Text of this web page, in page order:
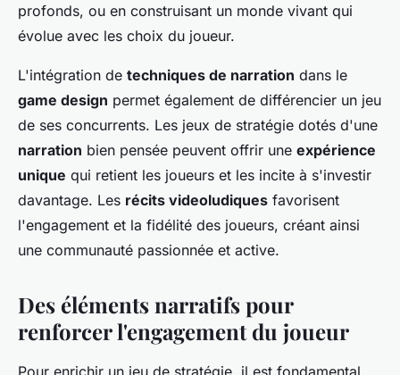
profonds, ou en construisant un monde vivant qui
évolue avec les choix du joueur.
L'intégration de techniques de narration dans le
game design permet également de différencier un jeu
de ses concurrents. Les jeux de stratégie dotés d'une
narration bien pensée peuvent offrir une expérience
unique qui retient les joueurs et les incite à s'investir
davantage. Les récits videoludiques favorisent
l'engagement et la fidélité des joueurs, créant ainsi
une communauté passionnée et active.
Des éléments narratifs pour
renforcer l'engagement du joueur